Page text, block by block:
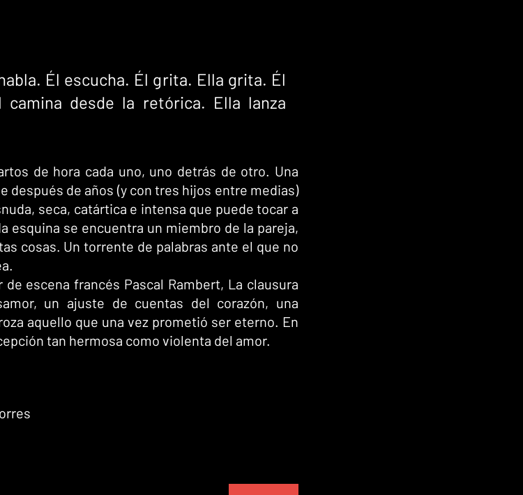
Él escucha. Él grita. Ella grita. Él
desde la retórica. Ella lanza
de hora cada uno, uno detrás de otro. Una
después de años (y con tres hijos entre medias)
seca, catártica e intensa que puede tocar a
esquina se encuentra un miembro de la pareja,
cosas. Un torrente de palabras ante el que no
escena francés Pascal Rambert, La clausura
un ajuste de cuentas del corazón, una
aquello que una vez prometió ser eterno. En
tan hermosa como violenta del amor.